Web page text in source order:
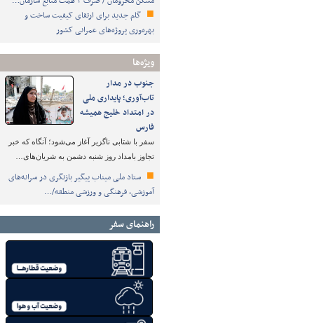
گام جدید برای ارتقای کیفیت ساخت و
بهره‌وری پروژه‌های عمرانی کشور
ویژه‌ها
جنوب در مدار
تاب‌آوری؛ پایداری ملی
در امتداد خلیج همیشه
فارس
سفر با شتابی ناگزیر آغاز می‌شود؛ آنگاه که خبر
تجاوز بامداد روز شنبه دشمن به شریان‌های…
ستاد ملی میناب پیگیر بازنگری در سرانه‌های
آموزشی، فرهنگی و ورزشی منطقه/…
راهنمای سفر